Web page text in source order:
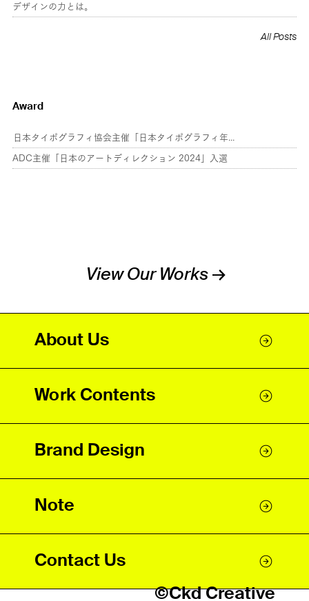
Award
日本タイポグラフィ協会主催「日本タイポグラフィ年鑑 2025」入選
ADC主催「日本のアートディレクション 2024」入選
デザインの力とは。
All Posts
View Our Works →
About Us
Work Contents
Brand Design
Note
Contact Us
©Ckd Creative